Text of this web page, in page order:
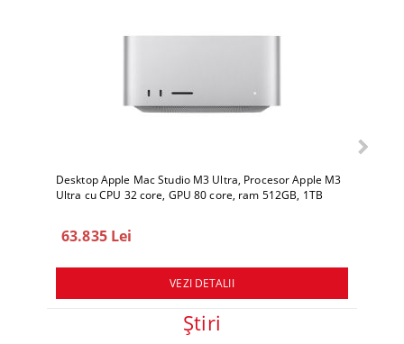
Desktop Apple Mac Studio M3 Ultra, Procesor Apple M3
Ultra cu CPU 32 core, GPU 80 core, ram 512GB, 1TB
63.835 Lei
VEZI DETALII
Ştiri